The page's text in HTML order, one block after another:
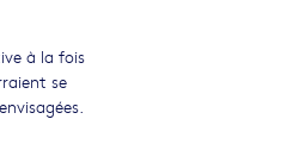
à la fois
se